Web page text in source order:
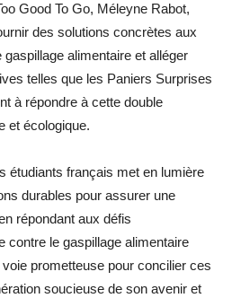
Good To Go, Méleyne Rabot,
des solutions concrètes aux
alimentaire et alléger
telles que les Paniers Surprises
à répondre à cette double
et écologique.
étudiants français met en lumière
durables pour assurer une
répondant aux défis
contre le gaspillage alimentaire
prometteuse pour concilier ces
soucieuse de son avenir et